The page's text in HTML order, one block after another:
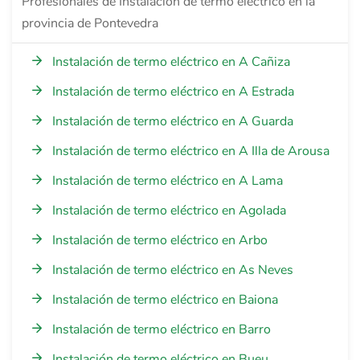
provincia de Pontevedra
Instalación de termo eléctrico en A Cañiza
Instalación de termo eléctrico en A Estrada
Instalación de termo eléctrico en A Guarda
Instalación de termo eléctrico en A Illa de Arousa
Instalación de termo eléctrico en A Lama
Instalación de termo eléctrico en Agolada
Instalación de termo eléctrico en Arbo
Instalación de termo eléctrico en As Neves
Instalación de termo eléctrico en Baiona
Instalación de termo eléctrico en Barro